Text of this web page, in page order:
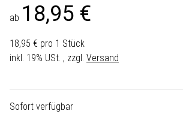
ab 18,95 €
18,95 € pro 1 Stück
inkl. 19% USt. , zzgl. Versand
Sofort verfügbar